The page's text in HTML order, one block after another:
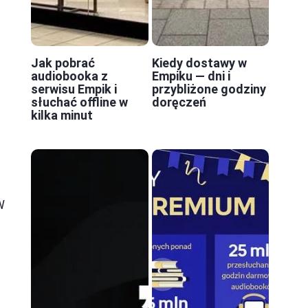
Jak pobrać
audiobooka z
serwisu Empik i
słuchać offline w
kilka minut
Kiedy dostawy w
Empiku — dni i
przybliżone godziny
doręczeń